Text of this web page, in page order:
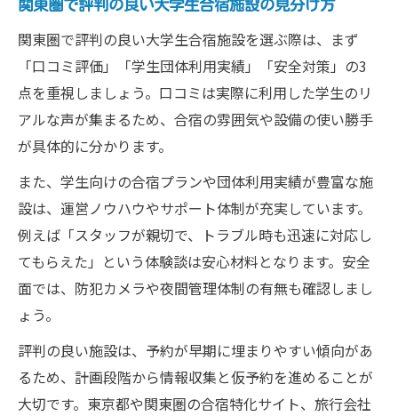
関東圏で評判の良い大学生合宿施設の見分け方
関東圏で評判の良い大学生合宿施設を選ぶ際は、まず
「口コミ評価」「学生団体利用実績」「安全対策」の3
点を重視しましょう。口コミは実際に利用した学生のリ
アルな声が集まるため、合宿の雰囲気や設備の使い勝手
が具体的に分かります。
また、学生向けの合宿プランや団体利用実績が豊富な施
設は、運営ノウハウやサポート体制が充実しています。
例えば「スタッフが親切で、トラブル時も迅速に対応し
てもらえた」という体験談は安心材料となります。安全
面では、防犯カメラや夜間管理体制の有無も確認しまし
ょう。
評判の良い施設は、予約が早期に埋まりやすい傾向があ
るため、計画段階から情報収集と仮予約を進めることが
大切です。東京都や関東圏の合宿特化サイト、旅行会社